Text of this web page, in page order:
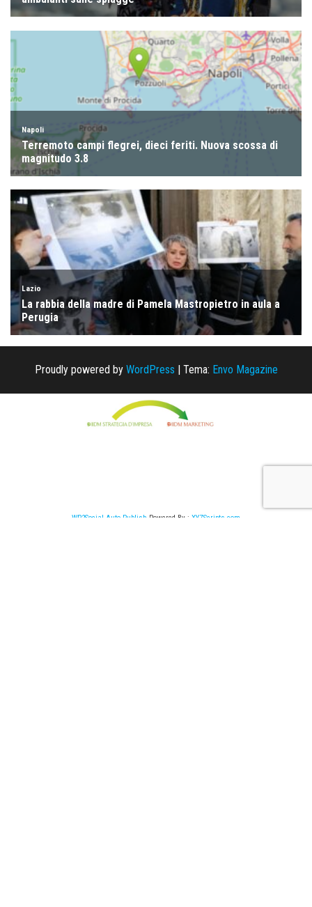
Proudly powered by WordPress | Tema: Envo Magazine
WP2Social Auto Publish Powered By : XYZScripts.com